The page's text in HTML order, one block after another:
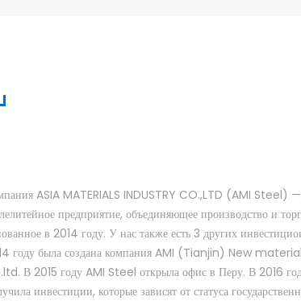
ASIA MATERIALS INDUSTRY CO.,LTD (AMI Steel)
предприятие, объединяющее производство и
в 2014 году. У нас также есть 3 других
году была создана компания AMI (Tianjin) New
В 2015 году AMI Steel открыла офис в Перу. В 2016
инвестиции, которые зависят от статуса